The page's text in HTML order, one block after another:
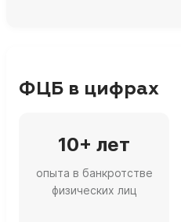
ФЦБ в цифрах
10+ лет
опыта в банкротстве
физических лиц